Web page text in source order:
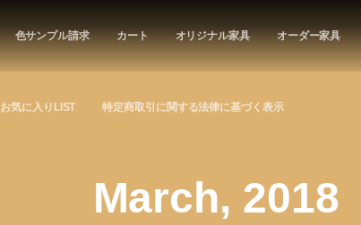
色サンプル請求 カート オリジナル家具 オーダー家具
お気に入りLIST 特定商取引に関する法律に基づく表示
March, 2018